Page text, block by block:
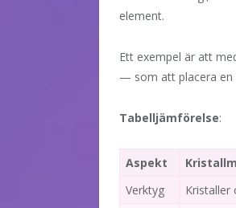
element.
Ett exempel är att
— som att placera en
Tabelljämförelse:
Aspekt
Verktyg
Kristaller